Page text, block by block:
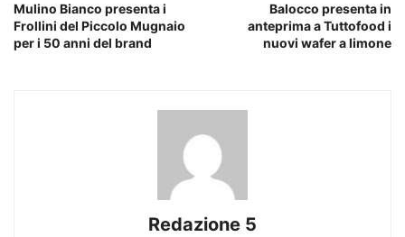
Mulino Bianco presenta i
Frollini del Piccolo Mugnaio
per i 50 anni del brand
Balocco presenta in
anteprima a Tuttofood i
nuovi wafer a limone
Redazione 5